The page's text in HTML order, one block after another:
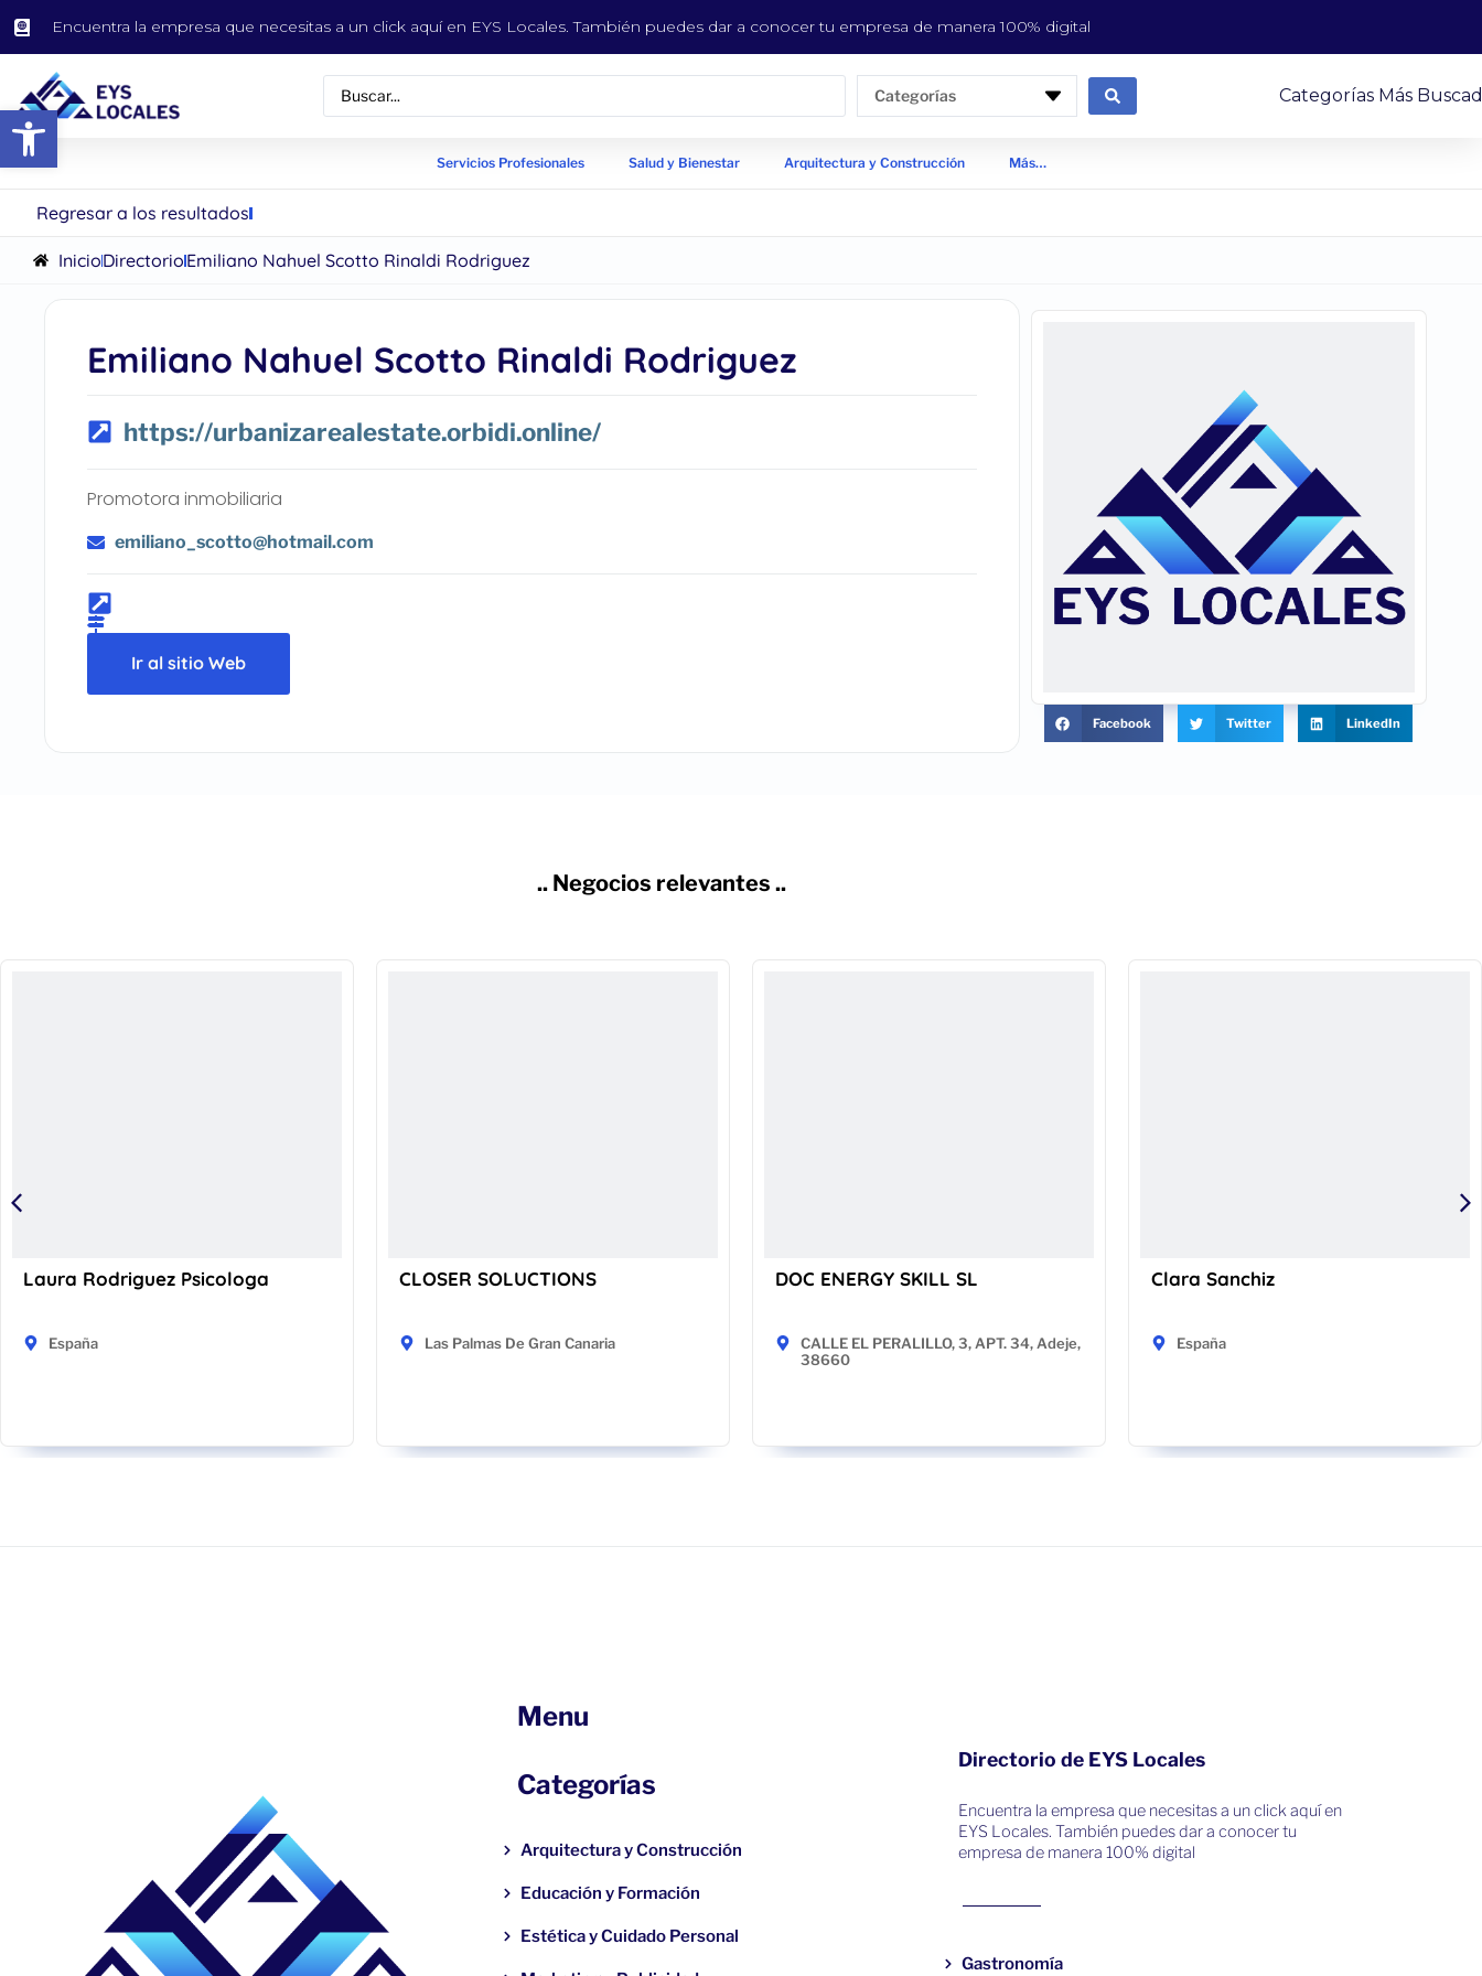
Abrir barra de herramientas
Encuentra la empresa que necesitas a un click aquí en EYS Locales. También puedes dar a conocer tu empresa de manera 100% digital
Categorías Categorías Más
Servicios Profesionales Salud y Bienestar Arquitectura y Construcción Más…
Regresar a los resultados
InicioDirectorioEmiliano Nahuel Scotto Rinaldi Rodriguez
Emiliano Nahuel Scotto Rinaldi Rodriguez
https://urbanizarealestate.orbidi.online/
Promotora inmobiliaria
emiliano_scotto@hotmail.com
Ir al sitio Web
Facebook Twitter LinkedIn
.. Negocios relevantes ..
Laura Rodriguez Psicologa
España
CLOSER SOLUCTIONS
Las Palmas De Gran Canaria
DOC ENERGY SKILL SL
CALLE EL PERALILLO, 3, APT. 34, Adeje,
38660
Clara Sanchiz
España
Menu
Categorías
Arquitectura y Construcción
Educación y Formación
Estética y Cuidado Personal
Directorio de EYS Locales
Encuentra la empresa que necesitas a un click aquí en
EYS Locales. También puedes dar a conocer tu
empresa de manera 100% digital
Gastronomía